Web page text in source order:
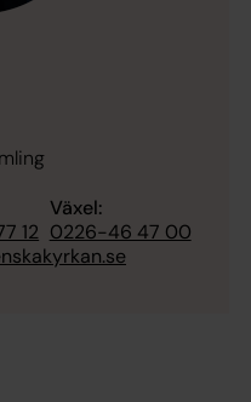
12
Växel:
0226-46 47 00